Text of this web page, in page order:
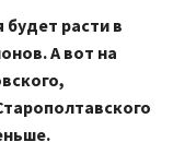
будет расти в
А вот на